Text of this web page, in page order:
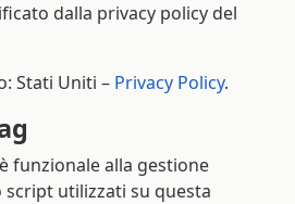
dalla privacy policy del
Stati Uniti – Privacy Policy.
funzionale alla gestione
utilizzati su questa